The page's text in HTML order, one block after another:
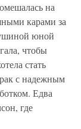
на
карами за
юной
чтобы
стать
с надежным
Едва
где